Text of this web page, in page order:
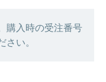
購入時の受注番号
さい。